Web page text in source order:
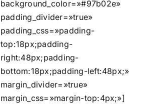
background_color=»#97b02e»
padding_divider=»true»
padding_css=»padding-
top:18px;padding-
right:48px;padding-
bottom:18px;padding-left:48px;»
margin_divider=»true»
margin_css=»margin-top:4px;»]